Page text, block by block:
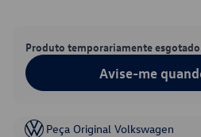
Produto temporariamente
Avise-me
Peça Original Volkswagen